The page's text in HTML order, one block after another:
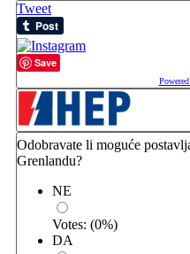
Tweet
Save
Odobravate li moguće
Grenlandu?
NE
Votes: (0%)
DA